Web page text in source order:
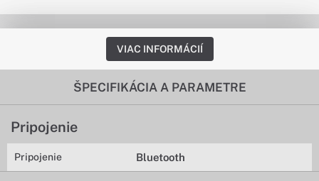
VIAC INFORMÁCIÍ
ŠPECIFIKÁCIA A PARAMETRE
Pripojenie
Pripojenie Bluetooth